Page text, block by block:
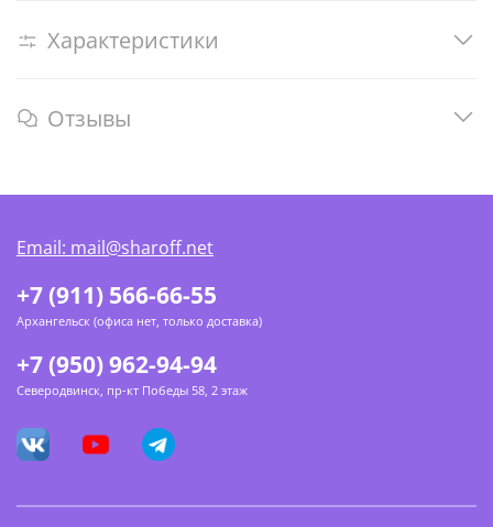
Характеристики
Отзывы
+7 (911) 566-66-55
Архангельск (офиса нет, только доставка)
+7 (950) 962-94-94
Северодвинск, пр-кт Победы 58, 2 этаж
Email: mail@sharoff.net